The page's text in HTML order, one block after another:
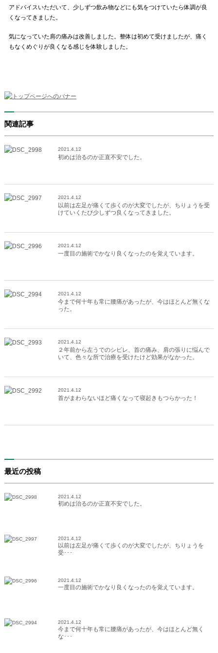
アドバイスいただいて、少しずつ飲み物などにも気をつけていたら体調が良
くなってきました。
気になっていた肩の痛みは改善しました。整体は初めて受けましたが、痛く
もなくめぐりが良くなる感じを体験しました。
関連記事
2021.4.12
初めは治るのか正直不安でした。
2021.4.12
以前は左足が痛くて歩くのが大変でしたが、ちりょうを受
けていくたび少しずつ良くなってきました。
2021.4.12
一度目の施術でかなり良くなったのを覚えています。
2021.4.12
今まで何十年も常に腰痛があったが、今はほとんど無くな
った。
2021.4.12
２年前から左うでのシビレ、首の痛み、肩の張りに悩んで
いて、色々な所で治療を受けたけど効果がなかった。
2021.4.12
首がまわらないほど痛くなって寝起きもつらかった！
最近の投稿
2021.4.12
初めは治るのか正直不安でした。
2021.4.12
以前は左足が痛くて歩くのが大変でしたが、ちりょうを
受･･･
2021.4.12
一度目の施術でかなり良くなったのを覚えています。
2021.4.12
今まで何十年も常に腰痛があったが、今はほとんど無く
な･･･